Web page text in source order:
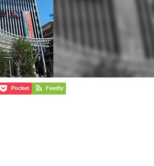
Pocket Feedly